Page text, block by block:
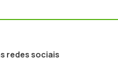
redes sociais